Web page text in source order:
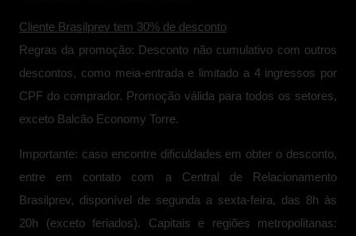
Cliente Brasilprev tem 30% de desconto
Regras da promoção: Desconto não cumulativo com outros
descontos, como meia-entrada e limitado a 4 ingressos por
CPF do comprador. Promoção válida para todos os setores,
exceto Balcão Economy Torre.
Importante: caso encontre dificuldades em obter o desconto,
entre em contato com a Central de Relacionamento
Brasilprev, disponível de segunda a sexta-feira, das 8h às
20h (exceto feriados). Capitais e regiões metropolitanas: